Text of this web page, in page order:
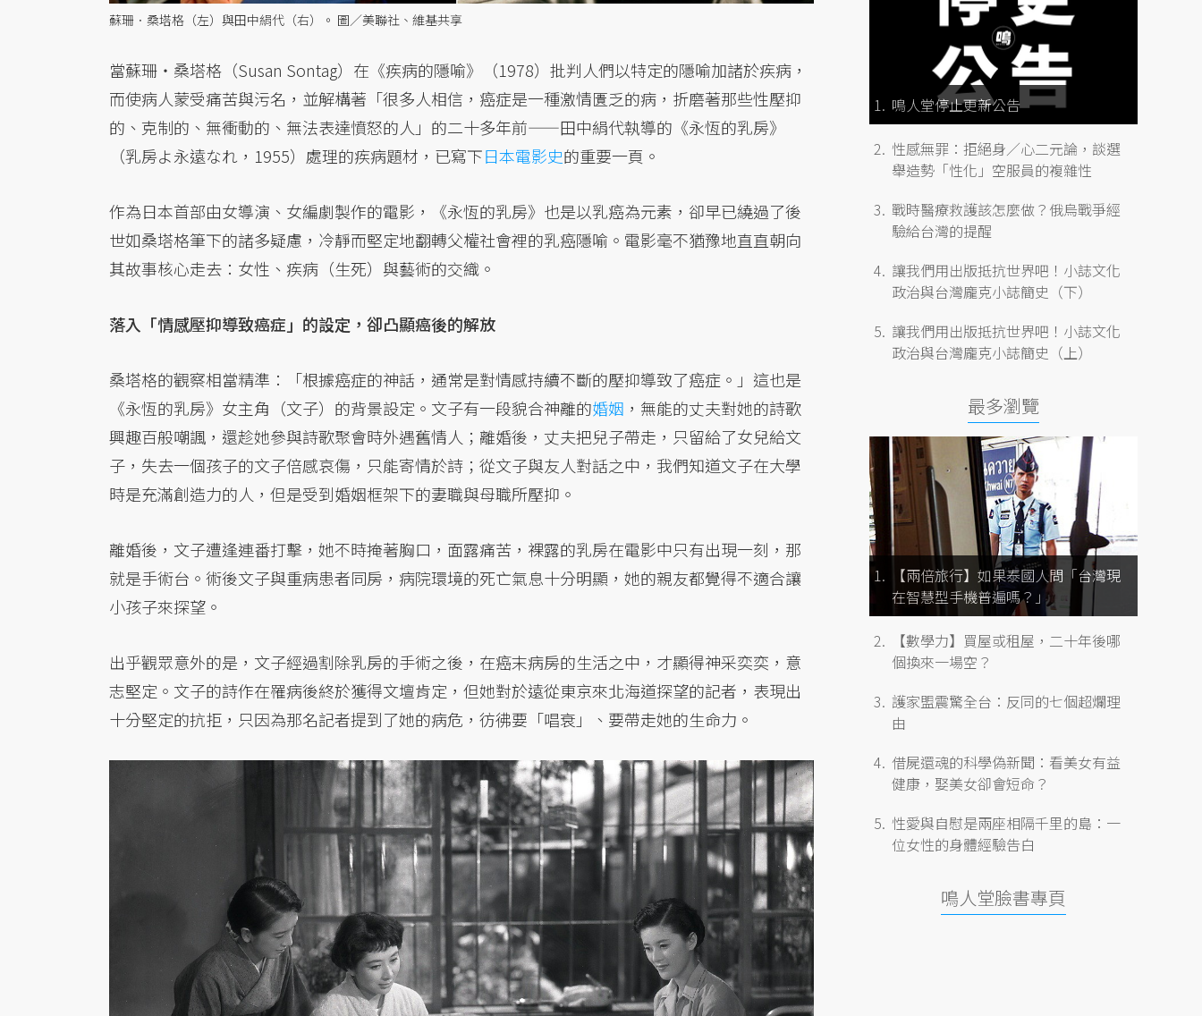
蘇珊．桑塔格（左）與田中絹代（右）。 圖／美聯社、維基共享
當蘇珊・桑塔格（Susan Sontag）在《疾病的隱喻》（1978）批判人們以特定的隱喻加諸於疾病，
而使病人蒙受痛苦與污名，並解構著「很多人相信，癌症是一種激情匱乏的病，折磨著那些性壓抑
的、克制的、無衝動的、無法表達憤怒的人」的二十多年前——田中絹代執導的《永恆的乳房》
（乳房よ永遠なれ，1955）處理的疾病題材，已寫下日本電影史的重要一頁。
作為日本首部由女導演、女編劇製作的電影，《永恆的乳房》也是以乳癌為元素，卻早已繞過了後
世如桑塔格筆下的諸多疑慮，冷靜而堅定地翻轉父權社會裡的乳癌隱喻。電影毫不猶豫地直直朝向
其故事核心走去：女性、疾病（生死）與藝術的交織。
落入「情感壓抑導致癌症」的設定，卻凸顯癌後的解放
桑塔格的觀察相當精準：「根據癌症的神話，通常是對情感持續不斷的壓抑導致了癌症。」這也是
《永恆的乳房》女主角（文子）的背景設定。文子有一段貌合神離的婚姻 ，無能的丈夫對她的詩歌
興趣百般嘲諷，還趁她參與詩歌聚會時外遇舊情人；離婚後，丈夫把兒子帶走，只留給了女兒給文
子，失去一個孩子的文子倍感哀傷，只能寄情於詩；從文子與友人對話之中，我們知道文子在大學
時是充滿創造力的人，但是受到婚姻框架下的妻職與母職所壓抑。
離婚後，文子遭逢連番打擊，她不時掩著胸口，面露痛苦，裸露的乳房在電影中只有出現一刻，那
就是手術台。術後文子與重病患者同房，病院環境的死亡氣息十分明顯，她的親友都覺得不適合讓
小孩子來探望。
出乎觀眾意外的是，文子經過割除乳房的手術之後，在癌末病房的生活之中，才顯得神采奕奕，意
志堅定。文子的詩作在罹病後終於獲得文壇肯定，但她對於遠從東京來北海道探望的記者，表現出
十分堅定的抗拒，只因為那名記者提到了她的病危，彷彿要「唱衰」、要帶走她的生命力。
鳴人堂停止更新公告
性感無罪：拒絕身／心二元論，談選
舉造勢「性化」空服員的複雜性
戰時醫療救護該怎麼做？俄烏戰爭經
驗給台灣的提醒
讓我們用出版抵抗世界吧！小誌文化
政治與台灣龐克小誌簡史（下）
讓我們用出版抵抗世界吧！小誌文化
政治與台灣龐克小誌簡史（上）
最多瀏覽
【兩倍旅行】如果泰國人問「台灣現
在智慧型手機普遍嗎？」
【數學力】買屋或租屋，二十年後哪
個換來一場空？
護家盟震驚全台：反同的七個超爛理
由
借屍還魂的科學偽新聞：看美女有益
健康，娶美女卻會短命？
性愛與自慰是兩座相隔千里的島：一
位女性的身體經驗告白
鳴人堂臉書專頁